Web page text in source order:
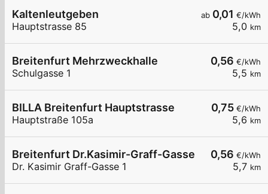
ab 0,01 €/kWh
5,0 km
Kaltenleutgeben
Hauptstrasse 85
0,56 €/kWh
5,5 km
Breitenfurt Mehrzweckhalle
Schulgasse 1
0,75 €/kWh
5,6 km
BILLA Breitenfurt Hauptstrasse
Hauptstraße 105a
0,56 €/kWh
5,7 km
Breitenfurt Dr.Kasimir-Graff-Gasse
Dr. Kasimir Graff-Gasse 1